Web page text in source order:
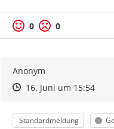
0 0
Anonym
Zeitpunkt des Erstellens
Zeitpunkt des
16. Juni um 15:54Zur
Kategorie
Standardmeldung